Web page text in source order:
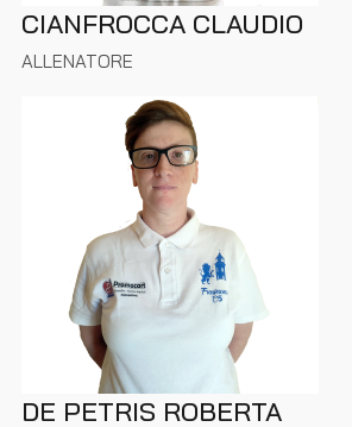
CIANFROCCA CLAUDIO
ALLENATORE
DE PETRIS ROBERTA